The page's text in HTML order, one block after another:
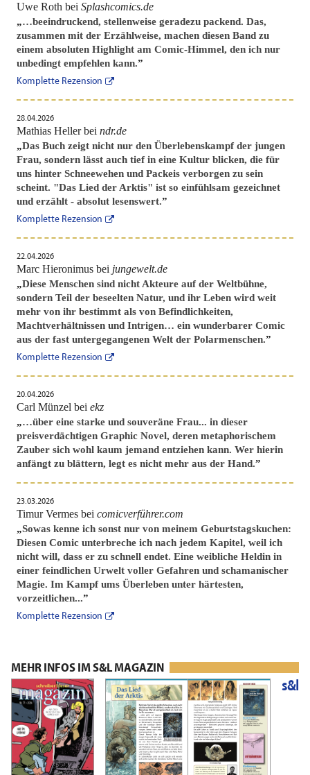
Uwe Roth bei Splashcomics.de
„…beeindruckend, stellenweise geradezu packend. Das,
zusammen mit der Erzählweise, machen diesen Band zu
einem absoluten Highlight am Comic-Himmel, den ich nur
unbedingt empfehlen kann.”
Komplette Rezension
28.04.2026
Mathias Heller bei ndr.de
„Das Buch zeigt nicht nur den Überlebenskampf der jungen
Frau, sondern lässt auch tief in eine Kultur blicken, die für
uns hinter Schneewehen und Packeis verborgen zu sein
scheint. "Das Lied der Arktis" ist so einfühlsam gezeichnet
und erzählt - absolut lesenswert.”
Komplette Rezension
22.04.2026
Marc Hieronimus bei jungewelt.de
„Diese Menschen sind nicht Akteure auf der Weltbühne,
sondern Teil der beseelten Natur, und ihr Leben wird weit
mehr von ihr bestimmt als von Befindlichkeiten,
Machtverhältnissen und Intrigen… ein wunderbarer Comic
aus der fast untergegangenen Welt der Polarmenschen.”
Komplette Rezension
20.04.2026
Carl Münzel bei ekz
„…über eine starke und souveräne Frau... in dieser
preisverdächtigen Graphic Novel, deren metaphorischem
Zauber sich wohl kaum jemand entziehen kann. Wer hierin
anfängt zu blättern, legt es nicht mehr aus der Hand.”
23.03.2026
Timur Vermes bei comicverführer.com
„Sowas kenne ich sonst nur von meinem Geburtstagskuchen:
Diesen Comic unterbreche ich nach jedem Kapitel, weil ich
nicht will, dass er zu schnell endet. Eine weibliche Heldin in
einer feindlichen Urwelt voller Gefahren und schamanischer
Magie. Im Kampf ums Überleben unter härtesten,
vorzeitlichen...”
Komplette Rezension
MEHR INFOS IM S&L MAGAZIN
s&l